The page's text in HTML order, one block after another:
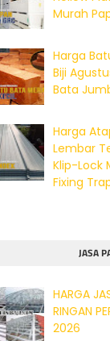
Murah
Harga
Biji
Bata
Harga
Lembar
Klip-Lock
Fixing
JASA
HARGA
RINGAN
2026